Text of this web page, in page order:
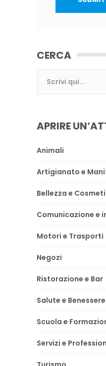
CERCA
APRIRE
Animali
Artigianato e
Bellezza e
Comunicazione e
Motori e Trasporti
Negozi
Ristorazione e Bar
Salute e Benessere
Scuola e
Servizi e